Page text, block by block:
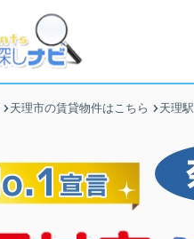
天理市の賃貸物件はこちら 天理駅